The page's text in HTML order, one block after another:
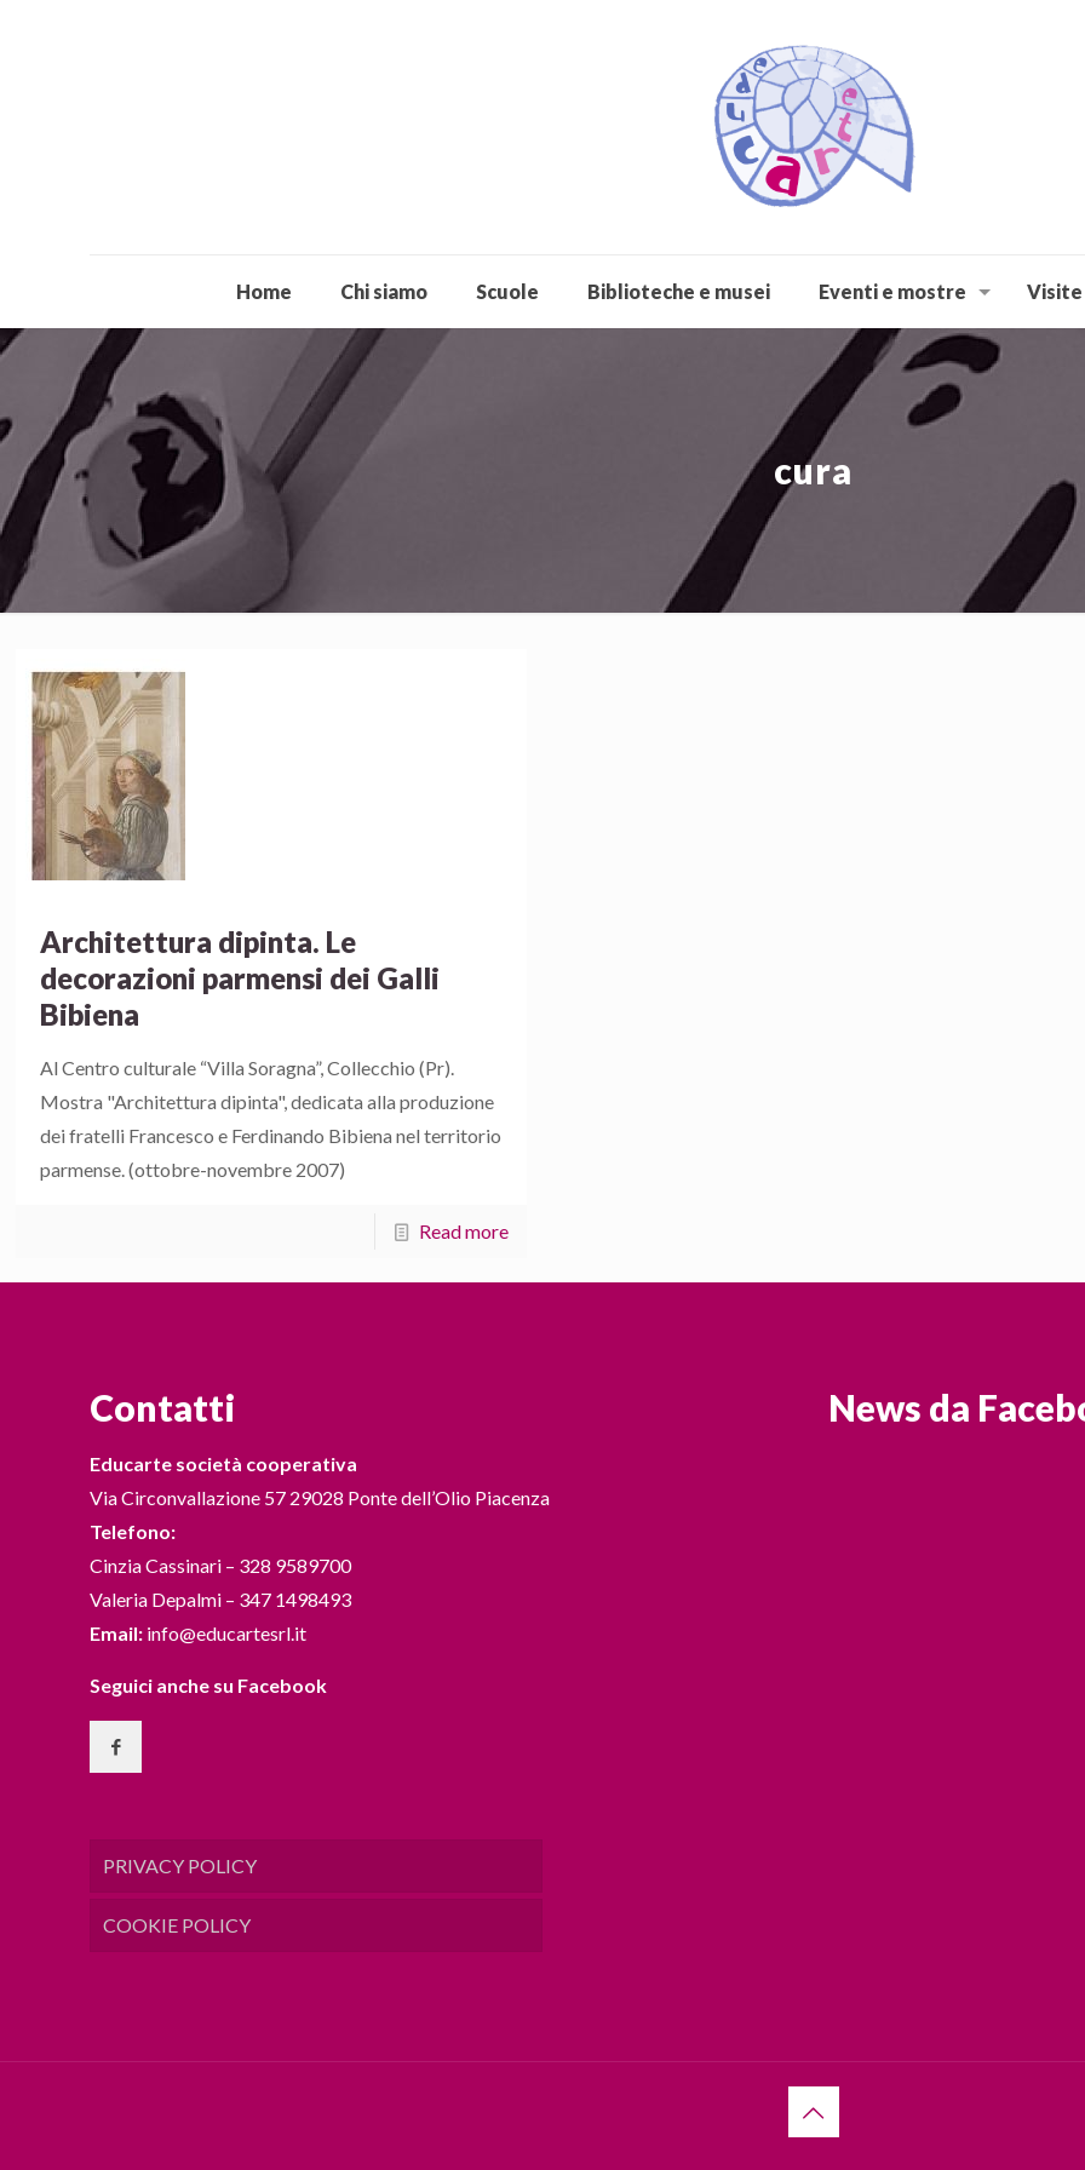
Home Chi siamo Scuole Biblioteche e musei Eventi e mostre
cura
Architettura dipinta. Le
decorazioni parmensi dei Galli
Bibiena
Al Centro culturale “Villa Soragna”, Collecchio (Pr).
Mostra "Architettura dipinta", dedicata alla produzione
dei fratelli Francesco e Ferdinando Bibiena nel territorio
parmense. (ottobre-novembre 2007)
Read more
Contatti
Educarte società cooperativa
Via Circonvallazione 57 29028 Ponte dell’Olio Piacenza
Telefono:
Cinzia Cassinari – 328 9589700
Valeria Depalmi – 347 1498493
Email: info@educartesrl.it
Seguici anche su Facebook
PRIVACY POLICY
COOKIE POLICY
News da